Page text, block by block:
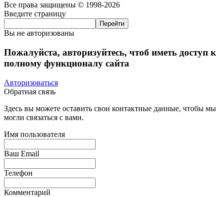
Все права защищены © 1998-2026
Введите страницу
Вы не авторизованы
Пожалуйста, авторизуйтесь, чтоб иметь доступ к
полному функционалу сайта
Авторизоваться
Обратная связь
Здесь вы можете оставить свои контактные данные, чтобы мы
могли связаться с вами.
Имя пользователя
Ваш Email
Телефон
Комментарий